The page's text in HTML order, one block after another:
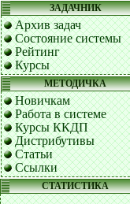
ЗАДАЧНИК
Архив задач
Состояние системы
Рейтинг
Курсы
МЕТОДИЧКА
Новичкам
Работа в системе
Курсы ККДП
Дистрибутивы
Статьи
Ссылки
СТАТИСТИКА